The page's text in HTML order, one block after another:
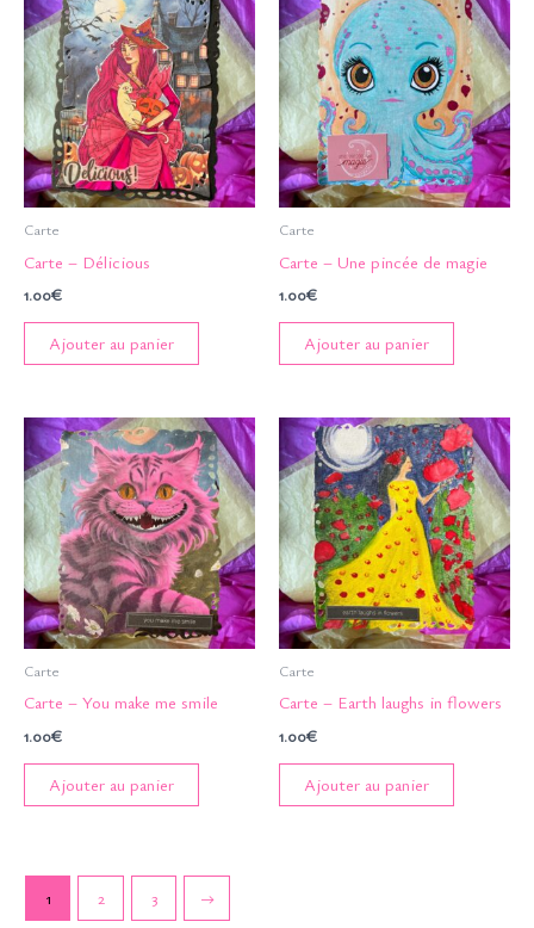
Carte
Carte – Délicious
1.00€
Ajouter au panier
Carte
Carte – Une pincée de magie
1.00€
Ajouter au panier
Carte
Carte – You make me smile
1.00€
Ajouter au panier
Carte
Carte – Earth laughs in flowers
1.00€
Ajouter au panier
1 2 3 →